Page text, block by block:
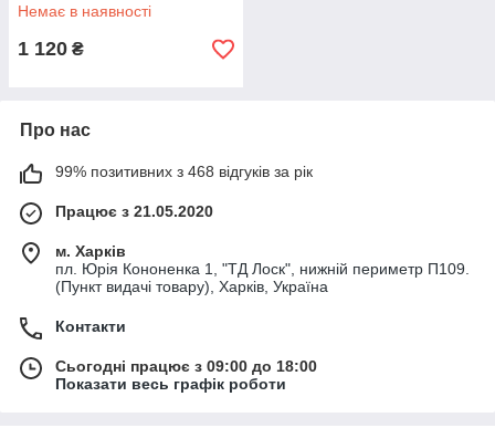
Немає в наявності
1 120 ₴
Про нас
99% позитивних з 468 відгуків за рік
Працює з 21.05.2020
м. Харків
пл. Юрія Кононенка 1, "ТД Лоск", нижній периметр П109.
(Пункт видачі товару), Харків, Україна
Контакти
Сьогодні працює з 09:00 до 18:00
Показати весь графік роботи